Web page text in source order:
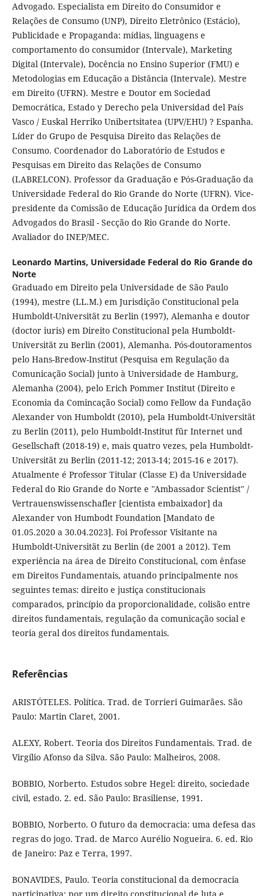
Advogado. Especialista em Direito do Consumidor e
Relações de Consumo (UNP), Direito Eletrônico (Estácio),
Publicidade e Propaganda: mídias, linguagens e
comportamento do consumidor (Intervale), Marketing
Digital (Intervale), Docência no Ensino Superior (FMU) e
Metodologias em Educação a Distância (Intervale). Mestre
em Direito (UFRN). Mestre e Doutor em Sociedad
Democrática, Estado y Derecho pela Universidad del País
Vasco / Euskal Herriko Unibertsitatea (UPV/EHU) ? Espanha.
Líder do Grupo de Pesquisa Direito das Relações de
Consumo. Coordenador do Laboratório de Estudos e
Pesquisas em Direito das Relações de Consumo
(LABRELCON). Professor da Graduação e Pós-Graduação da
Universidade Federal do Rio Grande do Norte (UFRN). Vice-
presidente da Comissão de Educação Jurídica da Ordem dos
Advogados do Brasil - Secção do Rio Grande do Norte.
Avaliador do INEP/MEC.
Leonardo Martins, Universidade Federal do Rio Grande do
Norte
Graduado em Direito pela Universidade de São Paulo
(1994), mestre (LL.M.) em Jurisdição Constitucional pela
Humboldt-Universität zu Berlin (1997), Alemanha e doutor
(doctor iuris) em Direito Constitucional pela Humboldt-
Universität zu Berlin (2001), Alemanha. Pós-doutoramentos
pelo Hans-Bredow-Institut (Pesquisa em Regulação da
Comunicação Social) junto à Universidade de Hamburg,
Alemanha (2004), pelo Erich Pommer Institut (Direito e
Economia da Comincação Social) como Fellow da Fundação
Alexander von Humboldt (2010), pela Humboldt-Universität
zu Berlin (2011), pelo Humboldt-Institut für Internet und
Gesellschaft (2018-19) e, mais quatro vezes, pela Humboldt-
Universität zu Berlin (2011-12; 2013-14; 2015-16 e 2017).
Atualmente é Professor Titular (Classe E) da Universidade
Federal do Rio Grande do Norte e "Ambassador Scientist" /
Vertrauenswissenschafler [cientista embaixador] da
Alexander von Humbodt Foundation [Mandato de
01.05.2020 a 30.04.2023]. Foi Professor Visitante na
Humboldt-Universität zu Berlin (de 2001 a 2012). Tem
experiência na área de Direito Constitucional, com ênfase
em Direitos Fundamentais, atuando principalmente nos
seguintes temas: direito e justiça constitucionais
comparados, princípio da proporcionalidade, colisão entre
direitos fundamentais, regulação da comunicação social e
teoria geral dos direitos fundamentais.
Referências
ARISTÓTELES. Política. Trad. de Torrieri Guimarães. São
Paulo: Martin Claret, 2001.
ALEXY, Robert. Teoria dos Direitos Fundamentais. Trad. de
Virgílio Afonso da Silva. São Paulo: Malheiros, 2008.
BOBBIO, Norberto. Estudos sobre Hegel: direito, sociedade
civil, estado. 2. ed. São Paulo: Brasiliense, 1991.
BOBBIO, Norberto. O futuro da democracia: uma defesa das
regras do jogo. Trad. de Marco Aurélio Nogueira. 6. ed. Rio
de Janeiro: Paz e Terra, 1997.
BONAVIDES, Paulo. Teoria constitucional da democracia
participativa: por um direito constitucional de luta e